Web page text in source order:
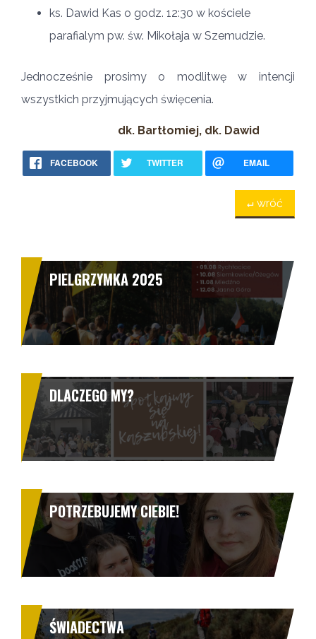
ks. Dawid Kas o godz. 12:30 w kościele
parafialym pw. św. Mikołaja w Szemudzie.
Jednocześnie prosimy o modlitwę w intencji
wszystkich przyjmujących święcenia.
dk. Bartłomiej, dk. Dawid
FACEBOOK TWITTER EMAIL
↵ wróć
PIELGRZYMKA 2025
DLACZEGO MY?
POTRZEBUJEMY CIEBIE!
ŚWIADECTWA